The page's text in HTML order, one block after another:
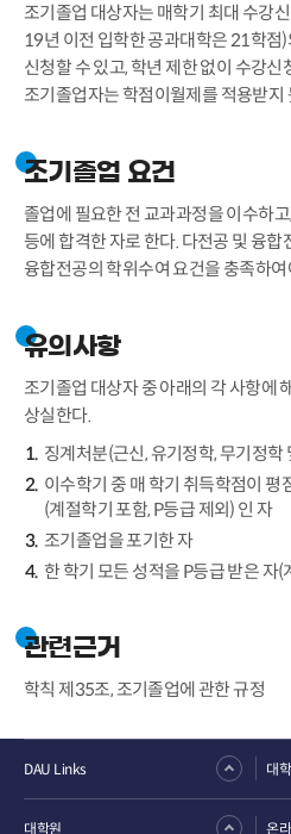
조기졸업 대상자는 매학기 최대 수강
19년 이전 입학한 공과대학은 21학점
신청할 수 있고, 학년 제한 없이 수강신
조기졸업자는 학점이월제를 적용받지
조기졸업 요건
졸업에 필요한 전 교과과정을 이수하
등에 합격한 자로 한다. 다전공 및 융합
융합전공의 학위수여 요건을 충족하여
유의사항
조기졸업 대상자 중 아래의 각 사항에
상실한다.
징계처분(근신, 유기정학, 무기정학
이수학기 중 매 학기 취득학점이
(계절학기 포함, P등급 제외) 인 자
조기졸업을 포기한 자
한 학기 모든 성적을 P등급 받은 자(
관련근거
학칙 제35조, 조기졸업에 관한 규정
DAU Links 대학
대학원 온